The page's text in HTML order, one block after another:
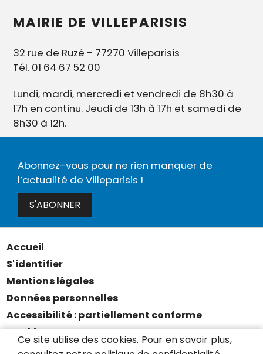
MAIRIE DE VILLEPARISIS
32 rue de Ruzé - 77270 Villeparisis
Tél. 01 64 67 52 00
Lundi, mardi, mercredi et vendredi de 8h30 à
17h en continu. Jeudi de 13h à 17h et samedi de
8h30 à 12h.
Abonnez-vous pour ne rien manquer de
l’actualité de Villeparisis !
S'ABONNER
Menu
Pied
de
page
Accueil
S'identifier
Mentions légales
Données personnelles
Accessibilité : partiellement conforme
Cookies
Contact
Ce site utilise des cookies. Pour en savoir plus,